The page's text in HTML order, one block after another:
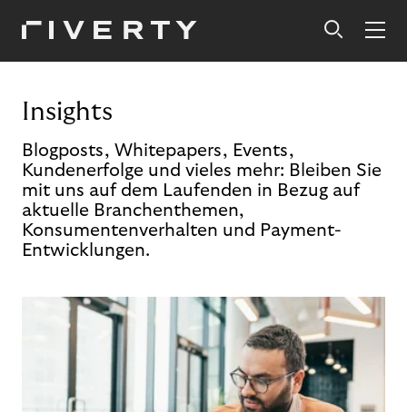
Insights
Blogposts, Whitepapers, Events,
Kundenerfolge und vieles mehr: Bleiben Sie
mit uns auf dem Laufenden in Bezug auf
aktuelle Branchenthemen,
Konsumentenverhalten und Payment-
Entwicklungen.